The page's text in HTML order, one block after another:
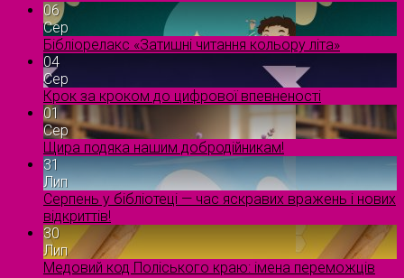
06
Сер
Бібліорелакс «Затишні читання кольору літа»
04
Сер
Крок за кроком до цифрової впевненості
01
Сер
Щира подяка нашим добродійникам!
31
Лип
Серпень у бібліотеці — час яскравих вражень і нових
відкриттів!
30
Лип
Медовий код Поліського краю: імена переможців